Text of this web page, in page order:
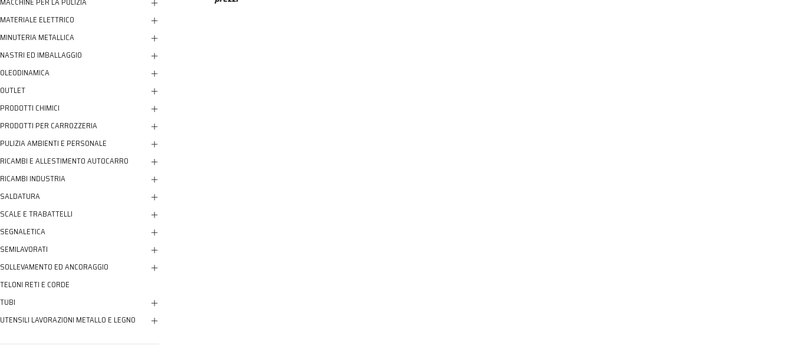
MATERIALE ELETTRICO
MINUTERIA METALLICA
NASTRI ED IMBALLAGGIO
OLEODINAMICA
OUTLET
PRODOTTI CHIMICI
PRODOTTI PER CARROZZERIA
PULIZIA AMBIENTI E PERSONALE
RICAMBI E ALLESTIMENTO AUTOCARRO
RICAMBI INDUSTRIA
SALDATURA
SCALE E TRABATTELLI
SEGNALETICA
SEMILAVORATI
SOLLEVAMENTO ED ANCORAGGIO
TELONI RETI E CORDE
TUBI
UTENSILI LAVORAZIONI METALLO E LEGNO